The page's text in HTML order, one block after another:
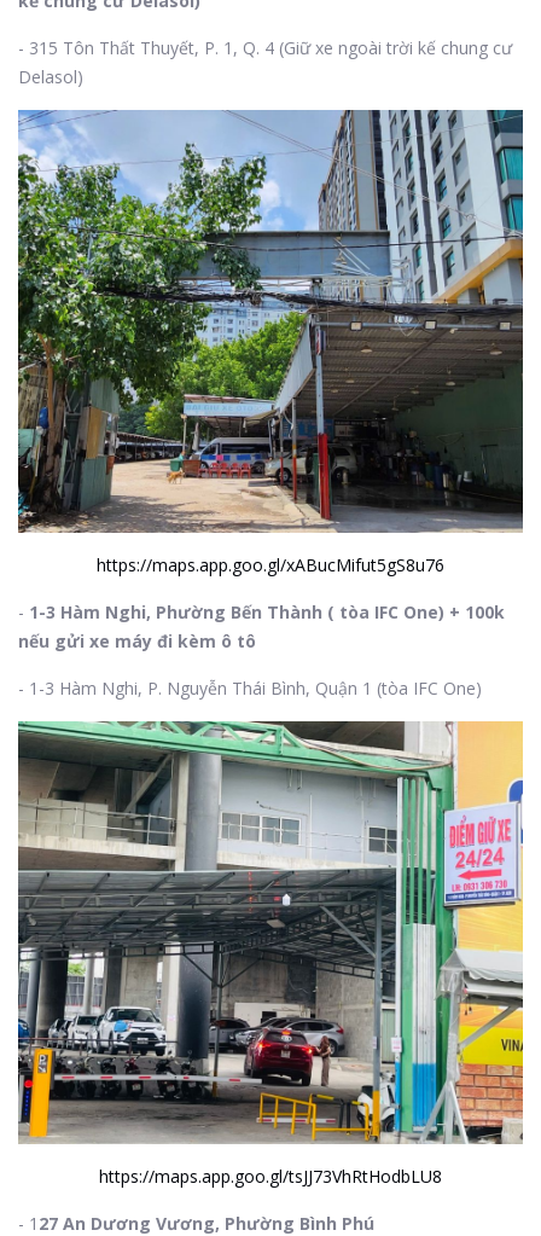
- 315 Tôn Thất Thuyết, P. 1, Q. 4 (Giữ xe ngoài trời kế chung cư
Delasol)
https://maps.app.goo.gl/xABucMifut5gS8u76
- 1-3 Hàm Nghi, Phường Bến Thành ( tòa IFC One) + 100k
nếu gửi xe máy đi kèm ô tô
- 1-3 Hàm Nghi, P. Nguyễn Thái Bình, Quận 1 (tòa IFC One)
https://maps.app.goo.gl/tsJJ73VhRtHodbLU8
- 1 27 An Dương Vương, Phường Bình Phú